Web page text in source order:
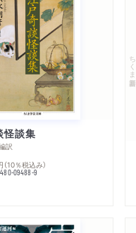
怪談集
訳
（10％税込み）
09488-9
ちくま新書